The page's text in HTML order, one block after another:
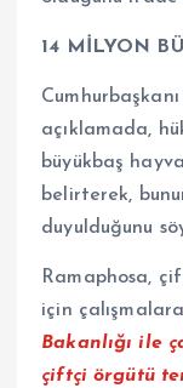
14 MİLYON
açıklamada,
büyükbaş
belirterek,
duyulduğunu
Ramaphosa,
için
Bakanlığı ile
çiftçi örgütü